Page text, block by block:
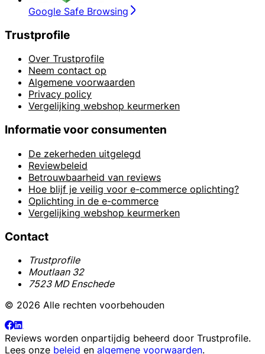
Google Safe Browsing
Trustprofile
Over Trustprofile
Neem contact op
Algemene voorwaarden
Privacy policy
Vergelijking webshop keurmerken
Informatie voor consumenten
De zekerheden uitgelegd
Reviewbeleid
Betrouwbaarheid van reviews
Hoe blijf je veilig voor e-commerce oplichting?
Oplichting in de e-commerce
Vergelijking webshop keurmerken
Contact
Trustprofile
Moutlaan 32
7523 MD Enschede
© 2026 Alle rechten voorbehouden
Reviews worden onpartijdig beheerd door Trustprofile.
Lees onze beleid en algemene voorwaarden.